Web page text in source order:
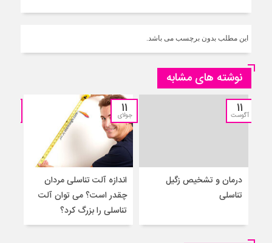
این مطلب بدون برچسب می باشد.
نوشته های مشابه
11
آگوست
درمان و تشخیص زگیل
تناسلی
11
جولای
اندازه آلت تناسلی مردان
چقدر است؟ می توان آلت
تناسلی را بزرگ کرد؟